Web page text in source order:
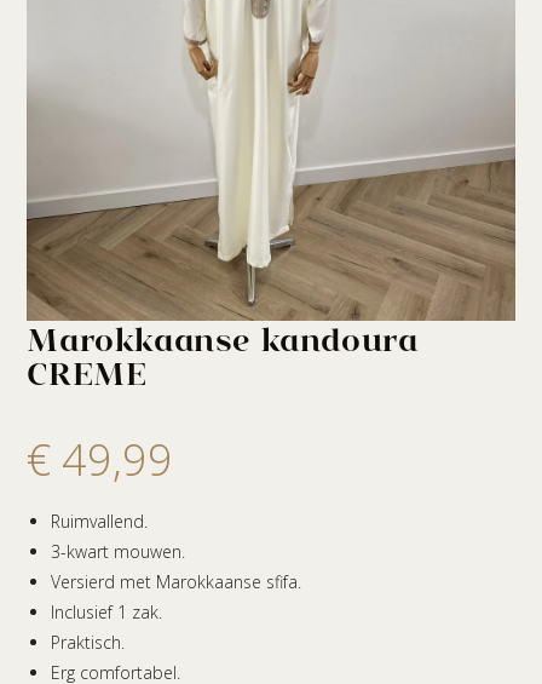
Marokkaanse kandoura
CREME
€ 49,99
Ruimvallend.
3-kwart mouwen.
Versierd met Marokkaanse sfifa.
Inclusief 1 zak.
Praktisch.
Erg comfortabel.